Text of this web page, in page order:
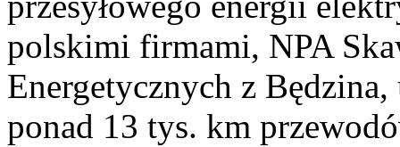
polskimi firmami, NPA
Energetycznych z
ponad 13 tys. km